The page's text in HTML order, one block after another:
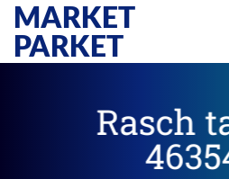
Прескочи
садржај
MARKET
PARKET
Rasch